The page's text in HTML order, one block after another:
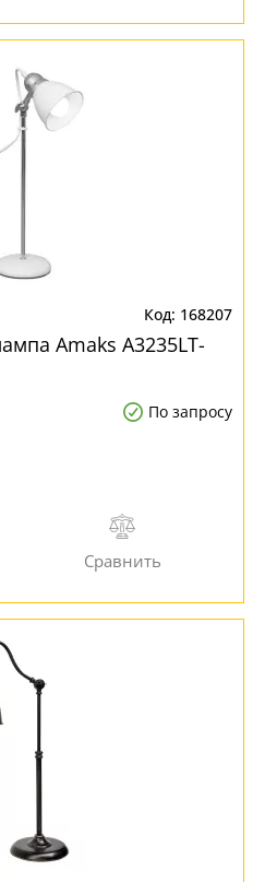
168207
Amaks A3235LT-
По запросу